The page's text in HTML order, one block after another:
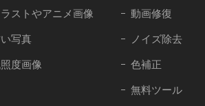
ストやアニメ画像
写真
度画像
動画修復
ノイズ除去
色補正
無料ツール